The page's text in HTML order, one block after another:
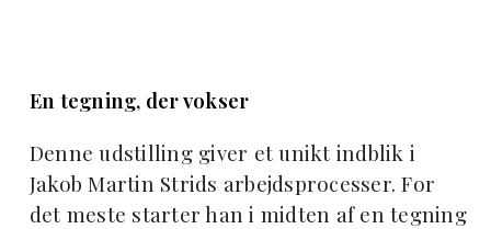
En tegning, der vokser
Denne udstilling giver et unikt indblik i
Jakob Martin Strids arbejdsprocesser. For
det meste starter han i midten af en tegning